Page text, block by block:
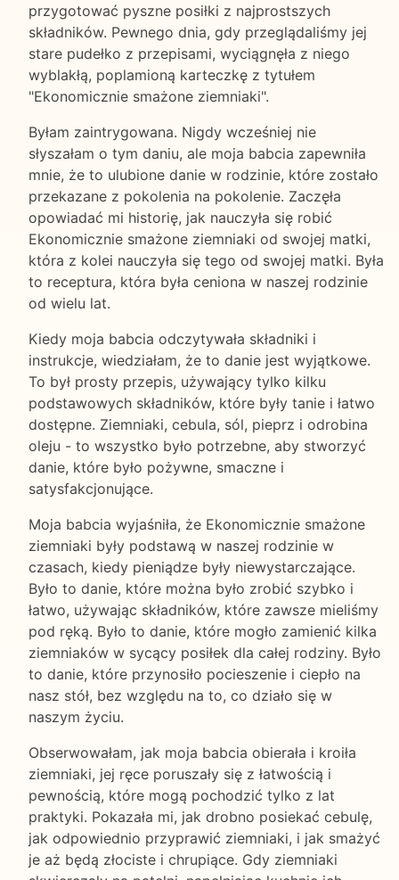
przygotować pyszne posiłki z najprostszych
składników. Pewnego dnia, gdy przeglądaliśmy jej
stare pudełko z przepisami, wyciągnęła z niego
wyblakłą, poplamioną karteczkę z tytułem
"Ekonomicznie smażone ziemniaki".
Byłam zaintrygowana. Nigdy wcześniej nie
słyszałam o tym daniu, ale moja babcia zapewniła
mnie, że to ulubione danie w rodzinie, które zostało
przekazane z pokolenia na pokolenie. Zaczęła
opowiadać mi historię, jak nauczyła się robić
Ekonomicznie smażone ziemniaki od swojej matki,
która z kolei nauczyła się tego od swojej matki. Była
to receptura, która była ceniona w naszej rodzinie
od wielu lat.
Kiedy moja babcia odczytywała składniki i
instrukcje, wiedziałam, że to danie jest wyjątkowe.
To był prosty przepis, używający tylko kilku
podstawowych składników, które były tanie i łatwo
dostępne. Ziemniaki, cebula, sól, pieprz i odrobina
oleju - to wszystko było potrzebne, aby stworzyć
danie, które było pożywne, smaczne i
satysfakcjonujące.
Moja babcia wyjaśniła, że Ekonomicznie smażone
ziemniaki były podstawą w naszej rodzinie w
czasach, kiedy pieniądze były niewystarczające.
Było to danie, które można było zrobić szybko i
łatwo, używając składników, które zawsze mieliśmy
pod ręką. Było to danie, które mogło zamienić kilka
ziemniaków w sycący posiłek dla całej rodziny. Było
to danie, które przynosiło pocieszenie i ciepło na
nasz stół, bez względu na to, co działo się w
naszym życiu.
Obserwowałam, jak moja babcia obierała i kroiła
ziemniaki, jej ręce poruszały się z łatwością i
pewnością, które mogą pochodzić tylko z lat
praktyki. Pokazała mi, jak drobno posiekać cebulę,
jak odpowiednio przyprawić ziemniaki, i jak smażyć
je aż będą złociste i chrupiące. Gdy ziemniaki